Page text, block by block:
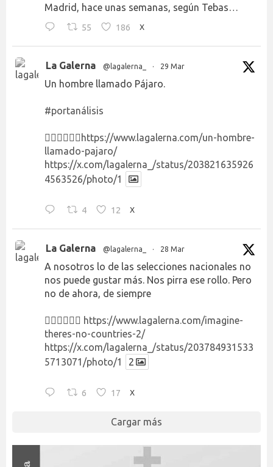
Madrid, hace unas semanas, según Tebas…
55 186 X
La Galerna @lagalerna_ · 29 Mar
Un hombre llamado Pájaro.
#portanálisis
👉🏻👉🏻👉🏻 https://www.lagalerna.com/un-hombre-
llamado-pajaro/
https://x.com/lagalerna_/status/203821635926
4563526/photo/1
4 12 X
La Galerna @lagalerna_ · 28 Mar
A nosotros lo de las selecciones nacionales no
nos puede gustar más. Nos pirra ese rollo. Pero
no de ahora, de siempre
👉🏻👉🏻👉🏻 https://www.lagalerna.com/imagine-
theres-no-countries-2/
https://x.com/lagalerna_/status/203784931533
5713071/photo/1
2
6 17 X
Cargar más